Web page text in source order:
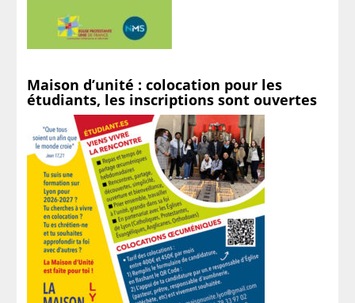
Maison d’unité : colocation pour les
étudiants, les inscriptions sont ouvertes